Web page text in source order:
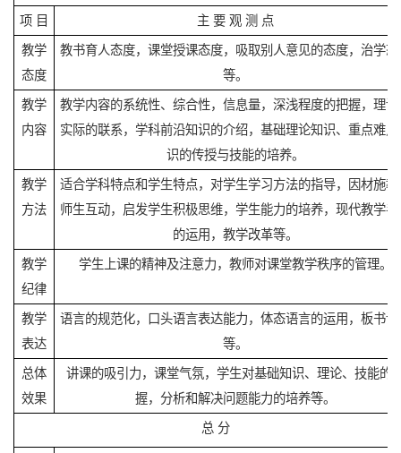
项 目 主 要 观 测 点
教学
态度
教书育人态度，课堂授课态度，吸取别人意见的态度，治学态
等。
教学
内容
教学内容的系统性、综合性，信息量，深浅程度的把握，理论
实际的联系，学科前沿知识的介绍，基础理论知识、重点难点
识的传授与技能的培养。
教学
方法
适合学科特点和学生特点，对学生学习方法的指导，因材施教
师生互动，启发学生积极思维，学生能力的培养，现代教学手
的运用，教学改革等。
教学
纪律
学生上课的精神及注意力，教师对课堂教学秩序的管理。
教学
表达
语言的规范化，口头语言表达能力，体态语言的运用，板书设
等。
总体
效果
讲课的吸引力，课堂气氛，学生对基础知识、理论、技能的
握，分析和解决问题能力的培养等。
总 分